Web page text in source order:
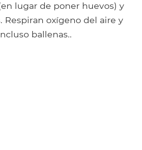
lugar de poner huevos) y
Respiran oxígeno del aire y
ballenas..